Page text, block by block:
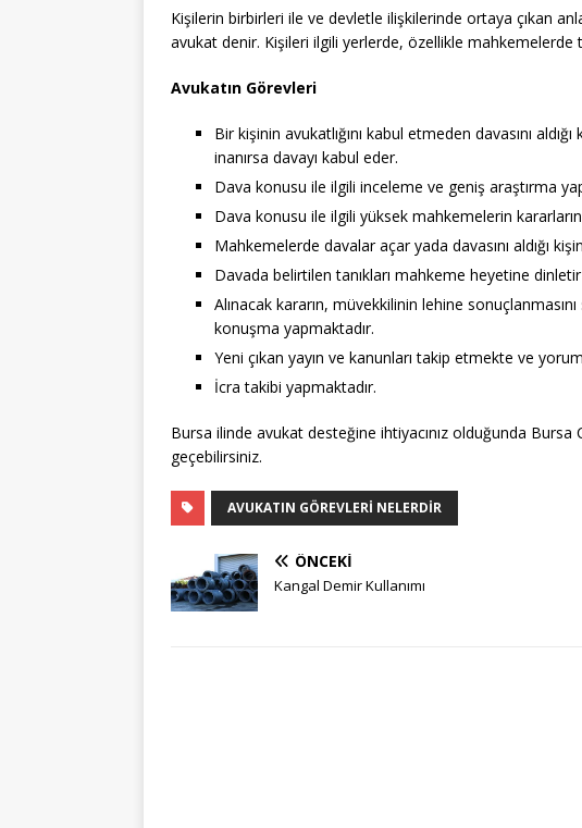
Kişilerin birbirleri ile ve devletle ilişkilerinde ortaya çıkan
avukat denir. Kişileri ilgili yerlerde, özellikle mahkemelerde
Avukatın Görevleri
Bir kişinin avukatlığını kabul etmeden davasını
inanırsa davayı kabul eder.
Dava konusu ile ilgili inceleme ve geniş araştırma
Dava konusu ile ilgili yüksek mahkemelerin
Mahkemelerde davalar açar yada davasını aldığı
Davada belirtilen tanıkları mahkeme heyetine
Alınacak kararın, müvekkilinin lehine
konuşma yapmaktadır.
Yeni çıkan yayın ve kanunları takip etmekte ve
İcra takibi yapmaktadır.
Bursa ilinde avukat desteğine ihtiyacınız olduğunda Bursa
geçebilirsiniz.
AVUKATIN GÖREVLERI NELERDIR
ÖNCEKI
Kangal Demir Kullanımı